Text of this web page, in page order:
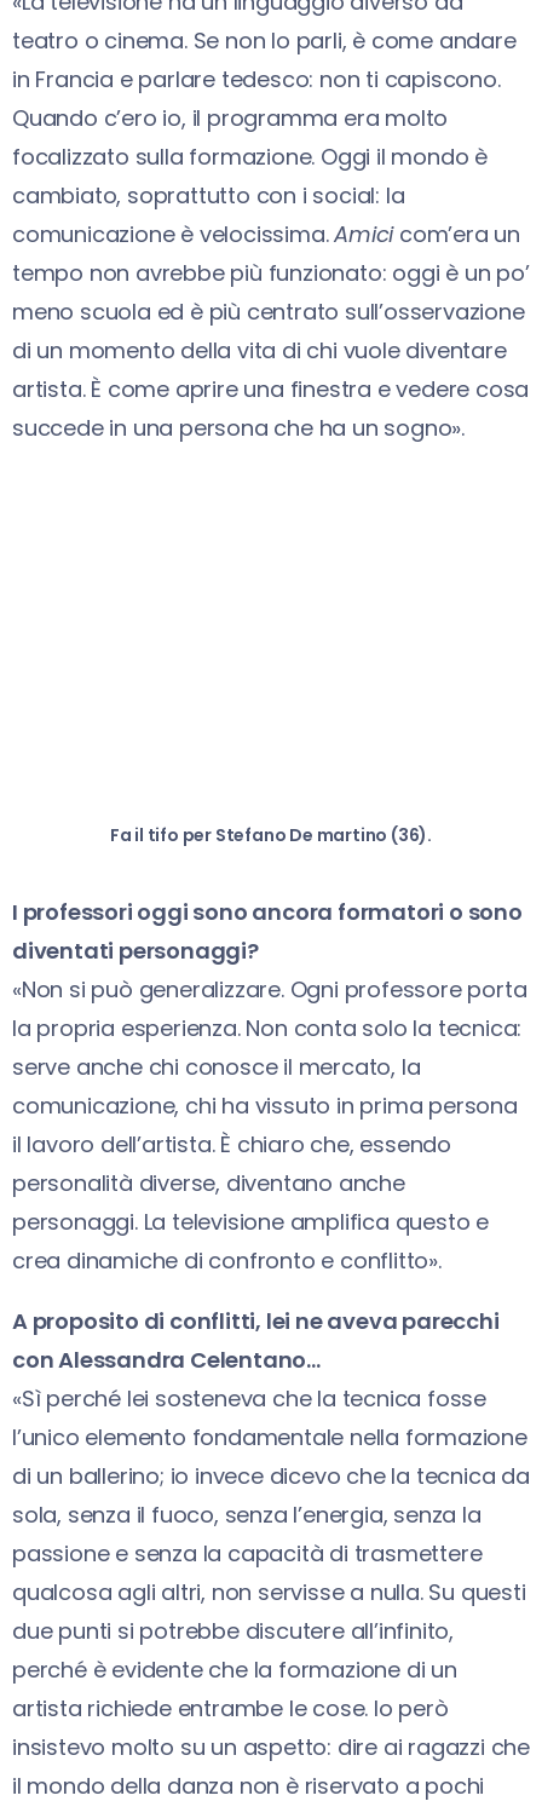
teatro o cinema. Se non lo parli, è come andare
in Francia e parlare tedesco: non ti capiscono.
Quando c’ero io, il programma era molto
focalizzato sulla formazione. Oggi il mondo è
cambiato, soprattutto con i social: la
comunicazione è velocissima.Amicicom’era un
tempo non avrebbe più funzionato: oggi è un po’
meno scuola ed è più centrato sull’osservazione
di un momento della vita di chi vuole diventare
artista. È come aprire una finestra e vedere cosa
succede in una persona che ha un sogno».
Fa il tifo per Stefano De martino (36).
I professori oggi sono ancora formatori o sono
diventati personaggi?
«Non si può generalizzare. Ogni professore porta
la propria esperienza. Non conta solo la tecnica:
serve anche chi conosce il mercato, la
comunicazione, chi ha vissuto in prima persona
il lavoro dell’artista. È chiaro che, essendo
personalità diverse, diventano anche
personaggi. La televisione amplifica questo e
crea dinamiche di confronto e conflitto».
A proposito di conflitti, lei ne aveva parecchi
con Alessandra Celentano…
«Sì perché lei sosteneva che la tecnica fosse
l’unico elemento fondamentale nella formazione
di un ballerino; io invece dicevo che la tecnica da
sola, senza il fuoco, senza l’energia, senza la
passione e senza la capacità di trasmettere
qualcosa agli altri, non servisse a nulla. Su questi
due punti si potrebbe discutere all’infinito,
perché è evidente che la formazione di un
artista richiede entrambe le cose. Io però
insistevo molto su un aspetto: dire ai ragazzi che
il mondo della danza non è riservato a pochi